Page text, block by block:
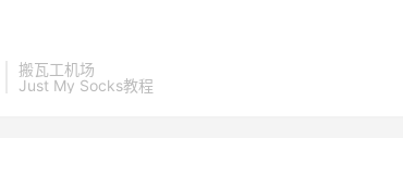
搬瓦工机场
Just My Socks教程